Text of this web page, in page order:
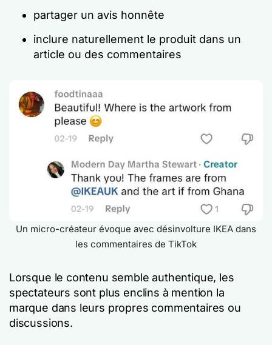
partager un avis honnête
inclure naturellement le produit dans un
article ou des commentaires
Un micro-créateur évoque avec désinvolture IKEA dans
les commentaires de TikTok
Lorsque le contenu semble authentique, les
spectateurs sont plus enclins à mention la
marque dans leurs propres commentaires ou
discussions.